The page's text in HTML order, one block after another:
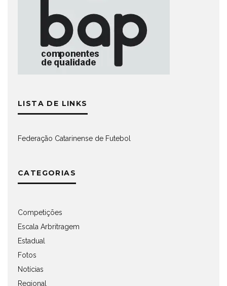
LISTA DE LINKS
Federação Catarinense de Futebol
CATEGORIAS
Competições
Escala Arbritragem
Estadual
Fotos
Notícias
Regional